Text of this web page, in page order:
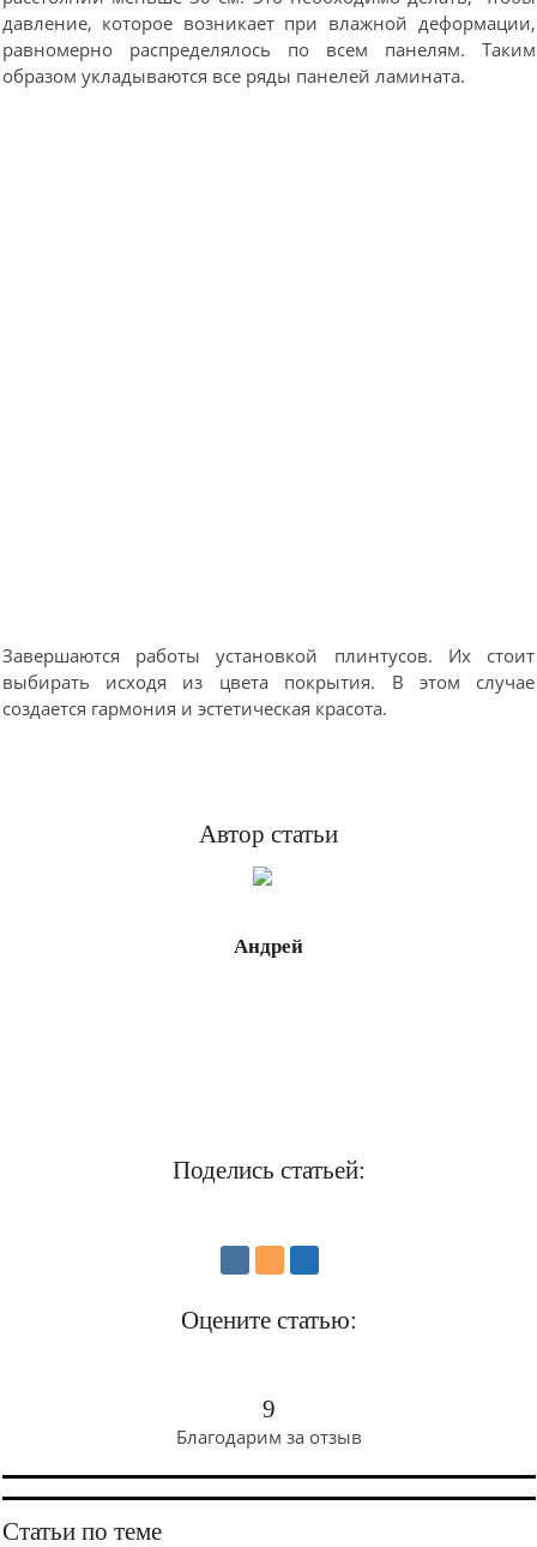
давление, которое возникает при влажной деформации,
равномерно распределялось по всем панелям. Таким
образом укладываются все ряды панелей ламината.
Завершаются работы установкой плинтусов. Их стоит
выбирать исходя из цвета покрытия. В этом случае
создается гармония и эстетическая красота.
Автор статьи
Андрей
Поделись статьей:
Оцените статью:
9
Благодарим за отзыв
Статьи по теме